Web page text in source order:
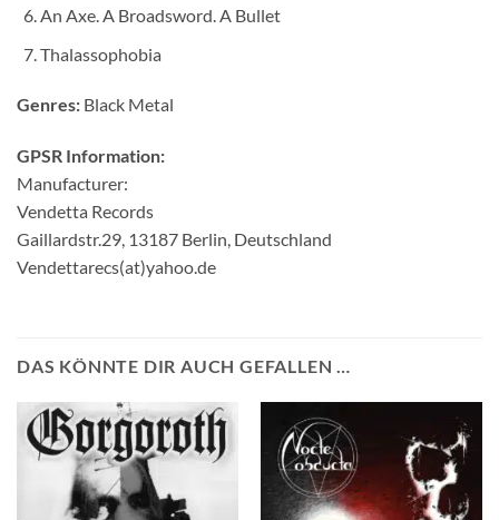
An Axe. A Broadsword. A Bullet
Thalassophobia
Genres: Black Metal
GPSR Information:
Manufacturer:
Vendetta Records
Gaillardstr.29, 13187 Berlin, Deutschland
Vendettarecs(at)yahoo.de
DAS KÖNNTE DIR AUCH GEFALLEN …